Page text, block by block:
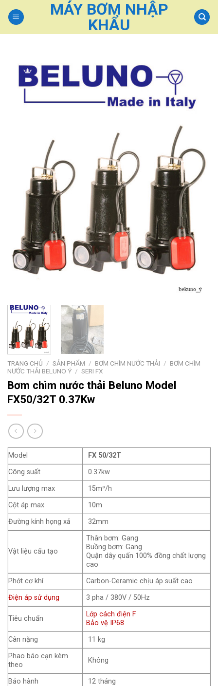
MÁY BƠM NHẬP
KHẨU
TRANG CHỦ / SẢN PHẨM / BƠM CHÌM NƯỚC THẢI / BƠM CHÌM
NƯỚC THẢI BELUNO Ý / SERI FX
Bơm chìm nước thải Beluno Model
FX50/32T 0.37Kw
Model
FX 50/32T
Công suất
0.37kw
Lưu lượng max
15m³/h
Cột áp max
10m
Đường kính họng xả
32mm
Vật liệu cấu tạo
Thân bơm: Gang
Buồng bơm: Gang
Quận dây quấn 100% đồng chất lượng
cao
Phớt cơ khí
Carbon-Ceramic chịu áp suất cao
Điện áp sử dụng
3 pha / 380V / 50Hz
Tiêu chuẩn
Lớp cách điện F
Bảo vệ IP68
Cân nặng
11 kg
Phao báo cạn kèm
theo
Không
Bảo hành 12 tháng